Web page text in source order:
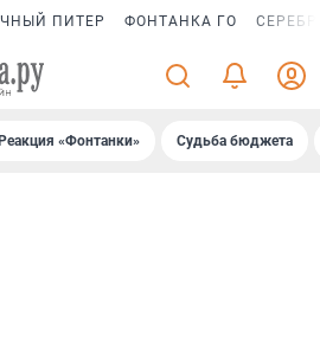
ПИТЕР ФОНТАНКА ГО
Реакция «Фонтанки» Судьба бюджета